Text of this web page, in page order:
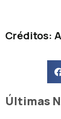
Créditos:
Últimas